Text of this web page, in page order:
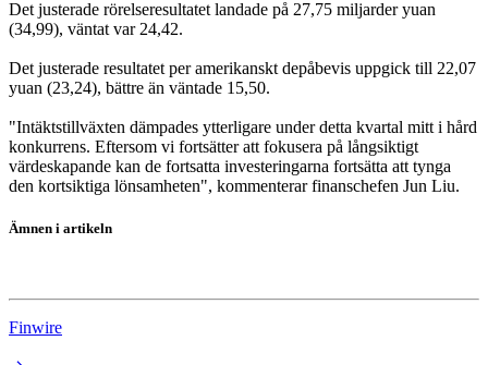
Det justerade rörelseresultatet landade på 27,75 miljarder yuan
(34,99), väntat var 24,42.
Det justerade resultatet per amerikanskt depåbevis uppgick till 22,07
yuan (23,24), bättre än väntade 15,50.
"Intäktstillväxten dämpades ytterligare under detta kvartal mitt i hård
konkurrens. Eftersom vi fortsätter att fokusera på långsiktigt
värdeskapande kan de fortsatta investeringarna fortsätta att tynga
den kortsiktiga lönsamheten", kommenterar finanschefen Jun Liu.
Ämnen i artikeln
Finwire